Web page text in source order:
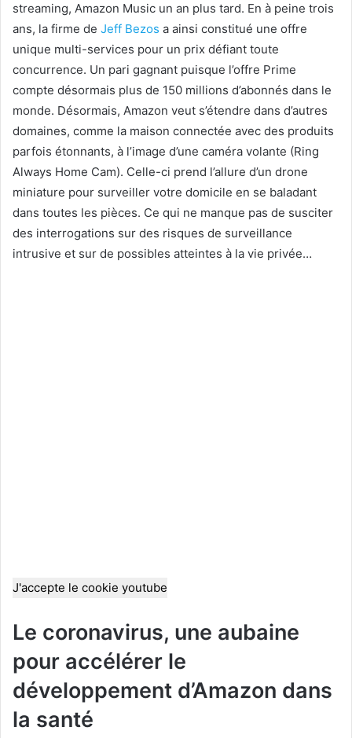
streaming, Amazon Music un an plus tard. En à peine trois
ans, la firme de Jeff Bezos a ainsi constitué une offre
unique multi-services pour un prix défiant toute
concurrence. Un pari gagnant puisque l’offre Prime
compte désormais plus de 150 millions d’abonnés dans le
monde. Désormais, Amazon veut s’étendre dans d’autres
domaines, comme la maison connectée avec des produits
parfois étonnants, à l’image d’une caméra volante (Ring
Always Home Cam). Celle-ci prend l’allure d’un drone
miniature pour surveiller votre domicile en se baladant
dans toutes les pièces. Ce qui ne manque pas de susciter
des interrogations sur des risques de surveillance
intrusive et sur de possibles atteintes à la vie privée…
J'accepte le cookie youtube
Le coronavirus, une aubaine
pour accélérer le
développement d’Amazon dans
la santé